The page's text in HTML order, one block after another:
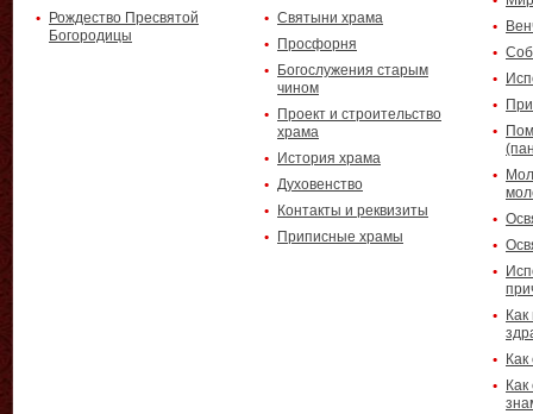
Рождество Пресвятой
Богородицы
Святыни храма
Просфорня
Богослужения старым
чином
Проект и строительство
храма
История храма
Духовенство
Контакты и реквизиты
Приписные храмы
Как